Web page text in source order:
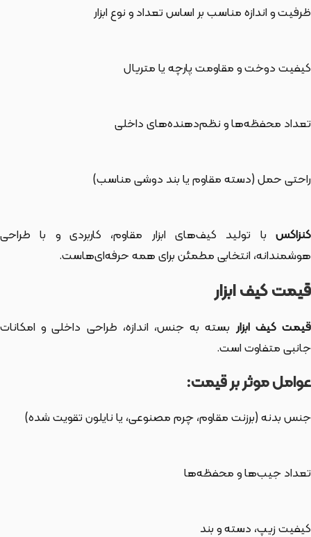
ظرفیت و اندازه مناسب بر اساس تعداد و نوع ابزار
کیفیت دوخت و مقاومت پارچه یا متریال
تعداد محفظه‌ها و نظم‌دهنده‌های داخلی
راحتی حمل (دسته مقاوم یا بند دوشی مناسب)
کنزاکس با تولید کیف‌های ابزار مقاوم، کاربردی و با طراحی
هوشمندانه، انتخابی مطمئن برای همه حرفه‌ای‌هاست.
قیمت کیف ابزار
قیمت کیف ابزاربسته به جنس، اندازه، طراحی داخلی و امکانات
جانبی متفاوت است.
عوامل موثر بر قیمت:
جنس بدنه (برزنت مقاوم، چرم مصنوعی، یا نایلون تقویت شده)
تعداد جیب‌ها و محفظه‌ها
کیفیت زیپ، دسته و بند